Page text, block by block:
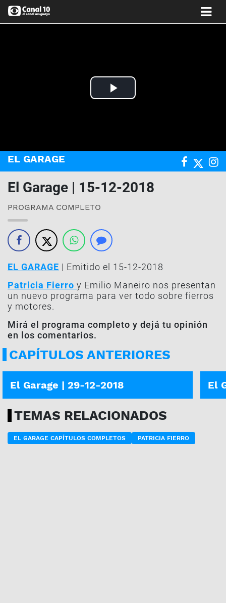
Play
EL GARAGE
El Garage | 15-12-2018
PROGRAMA COMPLETO
EL GARAGE | Emitido el 15-12-2018
Patricia Fierro y Emilio Maneiro nos presentan
un nuevo programa para ver todo sobre fierros
y motores.
Mirá el programa completo y dejá tu opinión
en los comentarios.
CAPÍTULOS ANTERIORES
PROGRAMA COMPLETO
El Garage | 29-12-2018 El
TEMAS RELACIONADOS
EL GARAGE CAPÍTULOS COMPLETOS PATRICIA FIERRO